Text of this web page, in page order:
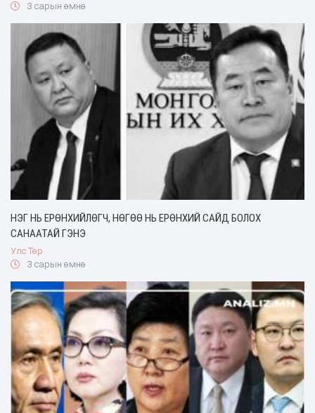
3 сарын өмнө
НЭГ НЬ ЕРӨНХИЙЛӨГЧ, НӨГӨӨ НЬ ЕРӨНХИЙ САЙД БОЛОХ
САНААТАЙ ГЭНЭ
Улс Төр
3 сарын өмнө